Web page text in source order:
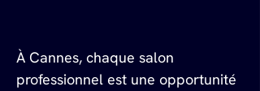
À Cannes, chaque salon
professionnel est une opportunité